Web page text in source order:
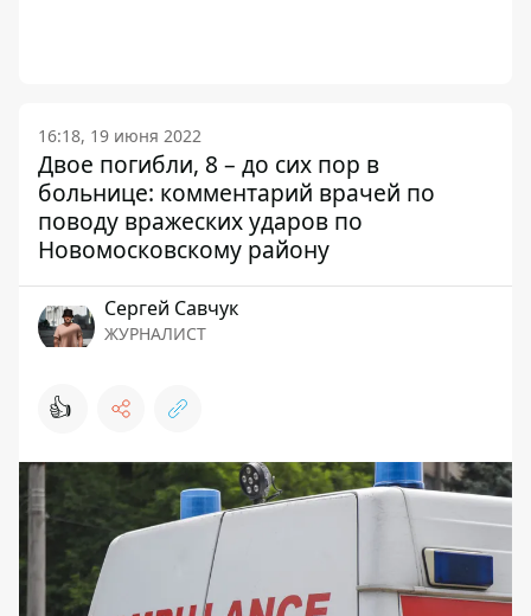
16:18, 19 июня 2022
Двое погибли, 8 – до сих пор в
больнице: комментарий врачей по
поводу вражеских ударов по
Новомосковскому району
Сергей Савчук
ЖУРНАЛИСТ
👍